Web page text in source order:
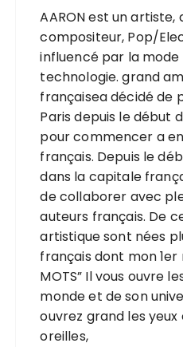
AARON est un artiste,
compositeur, Pop/
influencé par la mode
technologie. grand
françaisea décidé de
Paris depuis le début
pour commencer a
français. Depuis le
dans la capitale
de collaborer avec
auteurs français. De
artistique sont nées
français dont mon 1er
MOTS” Il vous ouvre
monde et de son
ouvrez grand les
oreilles,